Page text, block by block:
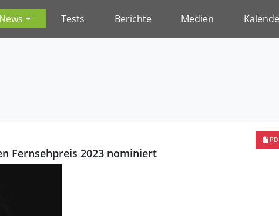
News Tests Berichte Medien
Fernsehpreis 2023 nominiert